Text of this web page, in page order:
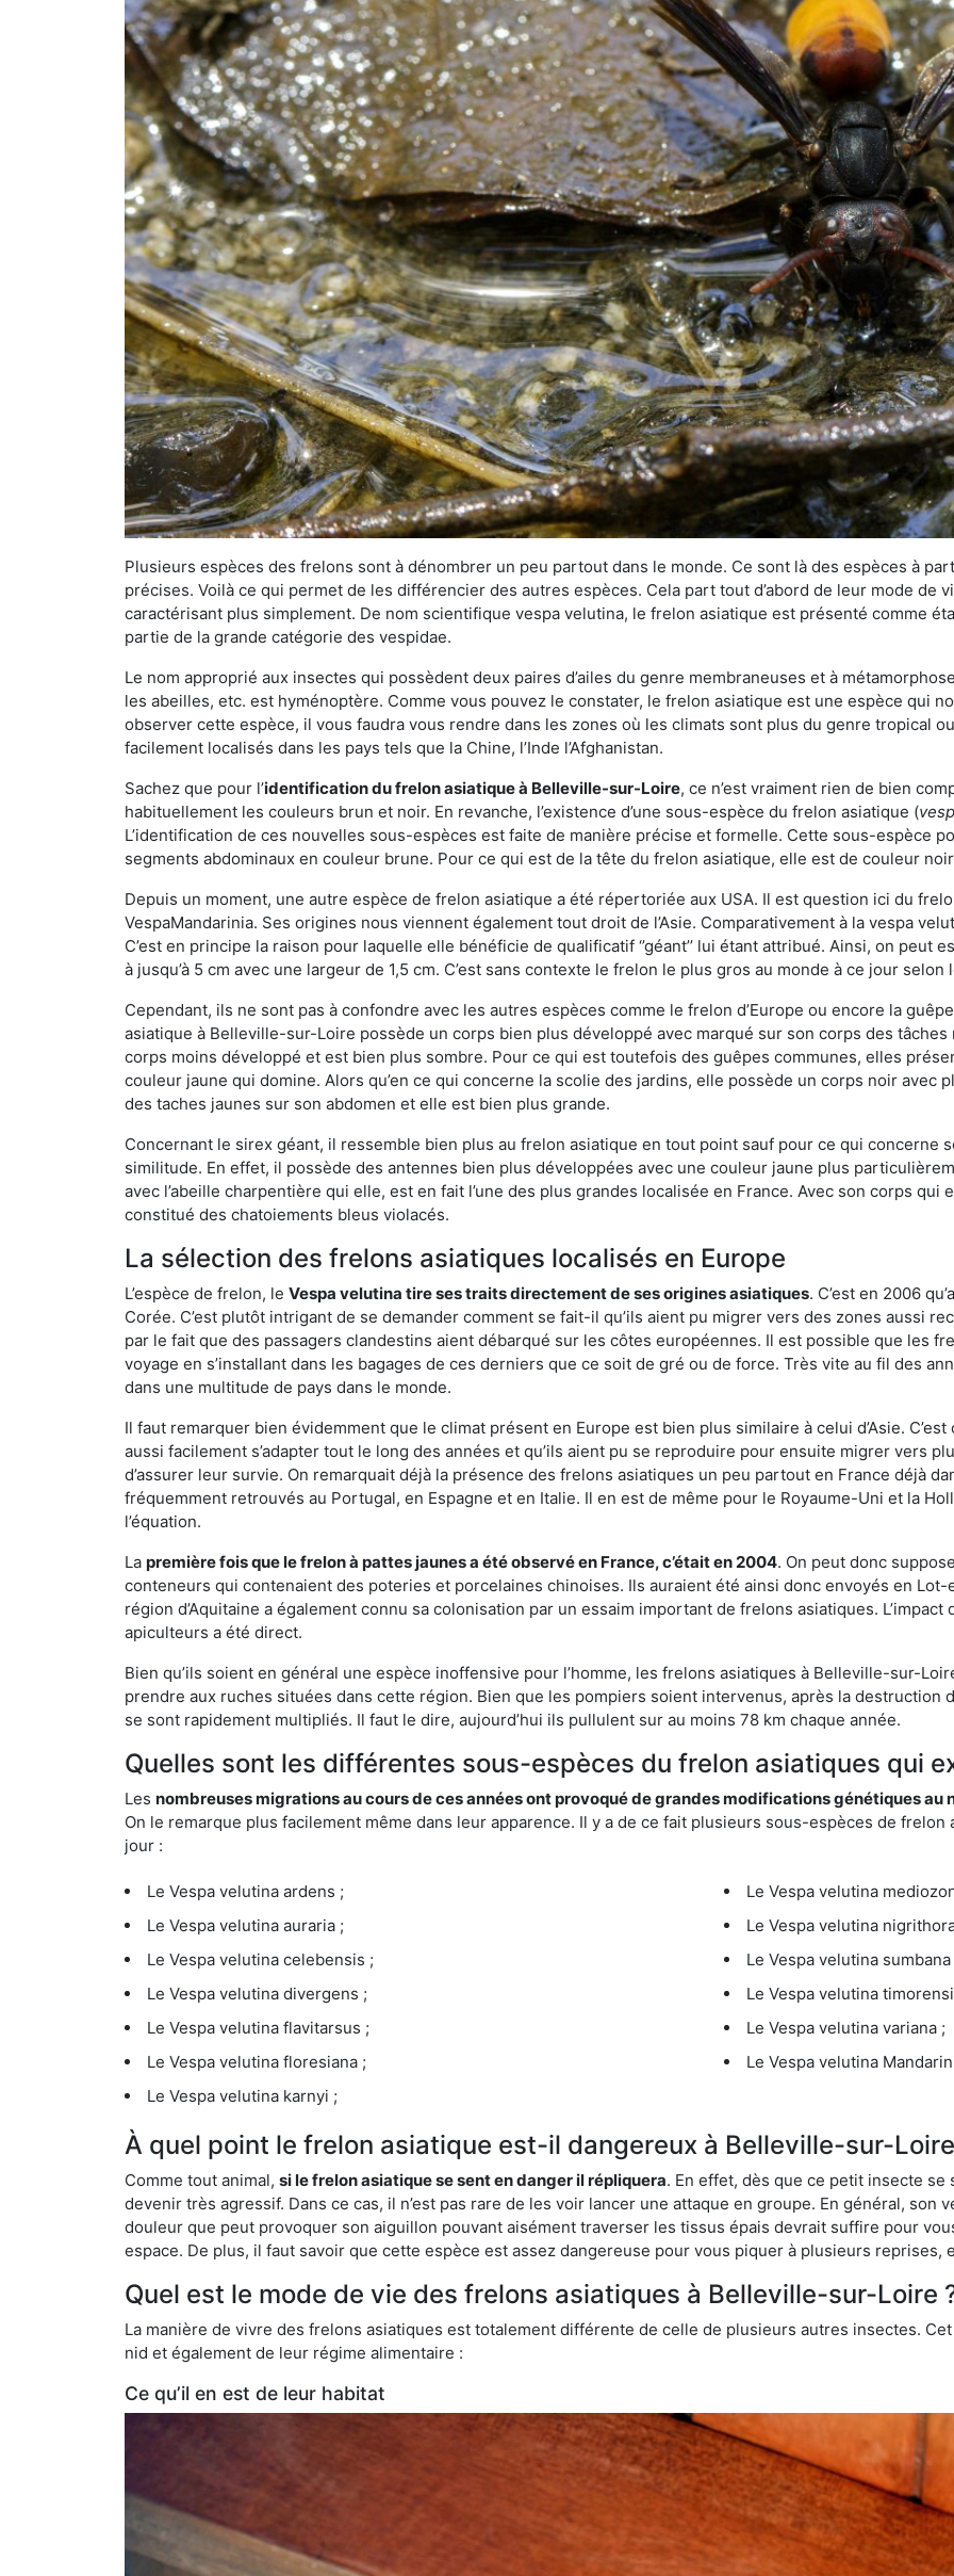
Plusieurs espèces des frelons sont à dénombrer un peu partout dans le monde. Ce sont là des espèces à
précises. Voilà ce qui permet de les différencier des autres espèces. Cela part tout d’abord de leur mode de
caractérisant plus simplement. De nom scientifique vespa velutina, le frelon asiatique est présenté comme
partie de la grande catégorie des vespidae.
Le nom approprié aux insectes qui possèdent deux paires d’ailes du genre membraneuses et à
les abeilles, etc. est hyménoptère. Comme vous pouvez le constater, le frelon asiatique est une espèce qui
observer cette espèce, il vous faudra vous rendre dans les zones où les climats sont plus du genre tropical
facilement localisés dans les pays tels que la Chine, l’Inde l’Afghanistan.
Sachez que pour l’identification du frelon asiatiqueà Belleville-sur-Loire, ce n’est vraiment rien de bien
habituellement les couleurs brun et noir. En revanche, l’existence d’une sous-espèce du frelon asiatique (
L’identification de ces nouvelles sous-espèces est faite de manière précise et formelle. Cette sous-espèce
segments abdominaux en couleur brune. Pour ce qui est de la tête du frelon asiatique, elle est de couleur
Depuis un moment, une autre espèce de frelon asiatique a été répertoriée aux USA. Il est question ici du
VespaMandarinia. Ses origines nous viennent également tout droit de l’Asie. Comparativement à la vespa
C’est en principe la raison pour laquelle elle bénéficie de qualificatif ‘’géant’’ lui étant attribué. Ainsi, on peut
à jusqu’à 5 cm avec une largeur de 1,5 cm. C’est sans contexte le frelon le plus gros au monde à ce jour
Cependant, ils ne sont pas à confondre avec les autres espèces comme le frelon d’Europe ou encore la
asiatique à Belleville-sur-Loire possède un corps bien plus développé avec marqué sur son corps des
corps moins développé et est bien plus sombre. Pour ce qui est toutefois des guêpes communes, elles
couleur jaune qui domine. Alors qu’en ce qui concerne la scolie des jardins, elle possède un corps noir avec
des taches jaunes sur son abdomen et elle est bien plus grande.
Concernant le sirex géant, il ressemble bien plus au frelon asiatique en tout point sauf pour ce qui concerne
similitude. En effet, il possède des antennes bien plus développées avec une couleur jaune plus
avec l’abeille charpentière qui elle, est en fait l’une des plus grandes localisée en France. Avec son corps
constitué des chatoiements bleus violacés.
La sélection des frelons asiatiques localisés en Europe
L’espèce de frelon, le Vespa velutina tire ses traits directement de ses origines asiatiques. C’est en 2006
Corée. C’est plutôt intrigant de se demander comment se fait-il qu’ils aient pu migrer vers des zones aussi
par le fait que des passagers clandestins aient débarqué sur les côtes européennes. Il est possible que les
voyage en s’installant dans les bagages de ces derniers que ce soit de gré ou de force. Très vite au fil des
dans une multitude de pays dans le monde.
Il faut remarquer bien évidemment que le climat présent en Europe est bien plus similaire à celui d’Asie.
aussi facilement s’adapter tout le long des années et qu’ils aient pu se reproduire pour ensuite migrer vers
d’assurer leur survie. On remarquait déjà la présence des frelons asiatiques un peu partout en France déjà
fréquemment retrouvés au Portugal, en Espagne et en Italie. Il en est de même pour le Royaume-Uni et la
l’équation.
La première fois que le frelon à pattes jaunes a été observé en France, c’était en 2004. On peut donc
conteneurs qui contenaient des poteries et porcelaines chinoises. Ils auraient été ainsi donc envoyés en
région d’Aquitaine a également connu sa colonisation par un essaim important de frelons asiatiques.
apiculteurs a été direct.
Bien qu’ils soient en général une espèce inoffensive pour l’homme, les frelons asiatiques à Belleville-sur-
prendre aux ruches situées dans cette région. Bien que les pompiers soient intervenus, après la destruction
se sont rapidement multipliés. Il faut le dire, aujourd’hui ils pullulent sur au moins 78 km chaque année.
Quelles sont les différentes sous-espèces du frelon asiatiques qui
Les nombreuses migrations au cours de ces années ont provoqué de grandes modifications génétiques au
On le remarque plus facilement même dans leur apparence. Il y a de ce fait plusieurs sous-espèces de
jour :
Le Vespa velutina ardens ;
Le Vespa velutina auraria ;
Le Vespa velutina celebensis ;
Le Vespa velutina divergens ;
Le Vespa velutina flavitarsus ;
Le Vespa velutina floresiana ;
Le Vespa velutina karnyi ;
Le Vespa velutina
Le Vespa velutina
Le Vespa velutina sumbana
Le Vespa velutina
Le Vespa velutina variana ;
Le Vespa velutina
À quel point le frelon asiatique est-il dangereux à Belleville-sur-
Comme tout animal, si le frelon asiatique se sent en danger il répliquera. En effet, dès que ce petit insecte
devenir très agressif. Dans ce cas, il n’est pas rare de les voir lancer une attaque en groupe. En général, son
douleur que peut provoquer son aiguillon pouvant aisément traverser les tissus épais devrait suffire pour
espace. De plus, il faut savoir que cette espèce est assez dangereuse pour vous piquer à plusieurs reprises,
Quel est le mode de vie des frelons asiatiques à Belleville-sur-Loire
La manière de vivre des frelons asiatiques est totalement différente de celle de plusieurs autres insectes.
nid et également de leur régime alimentaire :
Ce qu’il en est de leur habitat